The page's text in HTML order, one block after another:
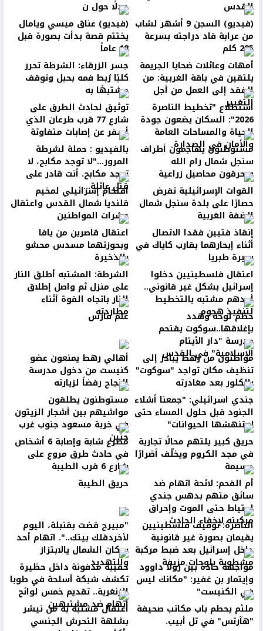
القدس
جدلًا حول ن
(فيديو) السجن 9 أشهر لشاب
من عرابة قاد دراجته بسرعة
285 كلم
(فيديو) عناق ميسي ويامال
يختتم قصة بدأت بصورة قبل
18 عاماً
أمهات وعائلات ضحايا الجريمة
يلتقين في باقة الغربية: من
الفقد إلى العمل من أجل
التغيير
جسر الزرقاء: الشرطة تحرر
كلبًا رُبط فمه بحبل وتوقف
مشتبهًا به
استطلاع "تخطيط الناصرة
2026": السكان يضعون جودة
الحياة والمساحات العامة
والأمان في الصدارة
توثيق لحادث الطرق على
شارع 77 قرب طرعان الذي
أسفر عن إصابات متفاوتة
مستوطنون يهاجمون أطراف
سنجل شمال رام الله
ويحرقون محاصيل زراعية
بالفيديو : حملة لشرطة
المرور..."لا توجد مكابح، لا
توجد مكابح. أنت قادر على
قتل عائلة... القوات الإسرائيلية تفرض
حصارًا على بلدة سنجل شمال
الضفة الغربية
اقتحام إسرائيلي لمخيم
قلنديا شمال القدس واعتقال
عشرات المواطنين
إنقاذ فتيين فقدا الاتصال
أثناء إبحارهما بقارب كاياك في
بحيرة طبريا
اعتقال قاصرين من يافا
وبحوزتهما مسدس محشو
بالذخيرة
اعتقال فلسطينيين دخلوا
إسرائيل بشكل غير قانوني..
أحدهم مشتبه بالتخطيط
لتنفيذ هجوم
الشرطة: المشتبه أطلق النار
على منزل ثم واصل إطلاق
النار باتجاه القوة أثناء
مطاردته حطّم لوحة وهدد
بإغلاقها..سوكوت يقتحم
مدرسة "دار الأيتام
الإسلامية" في القدس
علم فارس
مواطنون من رهط يبادر إلى
تنظيف مكان تواجد "سوكوت"
بالكلور بعد مغادرته
أهالي رهط يمنعون عضو
كنيست من دخول مدرسة
النجاح رفضاً لزيارته
جندي اسرائيلي: "جمعنا أشلاء
الجنود قبل حلول المساء حتى
لا تنهشها الحيوانات"
مستوطنون يطلقون
مواشيهم بين أشجار الزيتون
في خربة مسعود جنوب غرب
جنين حريق كبير يلتهم محالًا تجارية
في مجد الكروم ويخلّف أضرارًا
جسيمة
مصرع شابة وإصابة 6 أشخاص
في حادث طرق مروع على
شارع 6 قرب الطيبة
أم الفحم: لائحة اتهام ضد
سائق متهم بدهس جندي
احتياط حتى الموت وإحراق
مركبته لإخفاء الحادث
حريق الطيبة
الناصرة: توقيف فلسطينيين
يقيمان بصورة غير قانونية
داخل إسرائيل بعد ضبط مركبة
مشطوبة بلوحات مزيفة
"مبيرح قضت بقنبلة، اليوم
لأخردقلك بيتك..". اتهام أحد
سكان الشمال يالابتزاز
والتهديد مواجهة حادة بين رولا داوود
وإيتمار بن غفير: "مكانك ليس
في الكنيست"
حقيبة مدفونة داخل حظيرة
تكشف شبكة أسلحة في طوبا
الزنغرية.. تقديم خمس لوائح
اتهام ضد مشتبهين ملثم يحطم باب مكاتب صحيفة
"هآرتس" في تل أبيب.
اعتقال مشتبه به من نيشر
بشلهة التحرش الجنسي